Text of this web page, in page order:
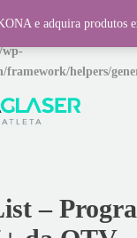
supplied for foreach()
wp-
framework/helpers/
–
e adquira produtos